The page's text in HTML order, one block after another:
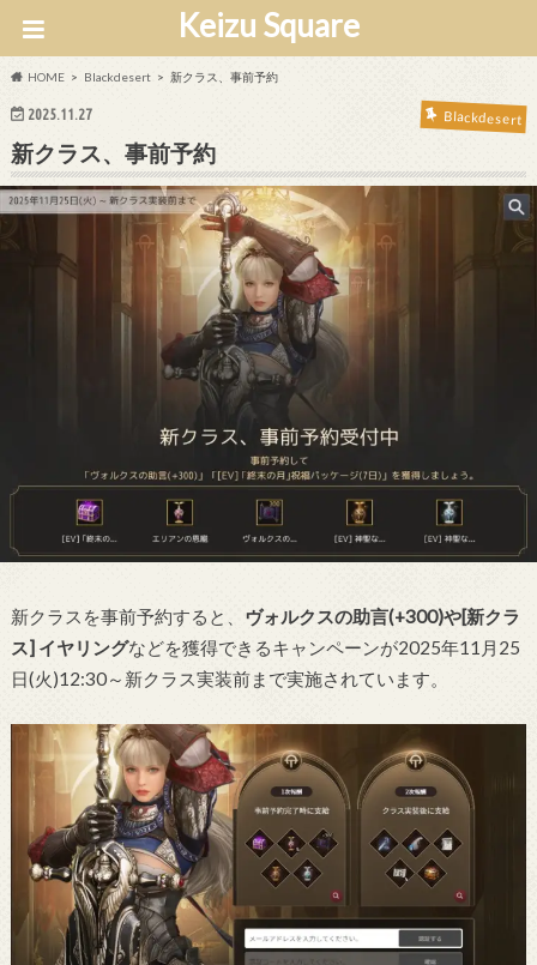
Keizu Square
HOME Blackdesert 新クラス、事前予約
2025.11.27 Blackdesert
新クラス、事前予約
新クラスを事前予約すると、 ヴォルクスの助言(+300)や[新クラ
ス] イヤリングなどを獲得できるキャンペーンが2025年11月25
日(火)12:30～新クラス実装前まで実施されています。